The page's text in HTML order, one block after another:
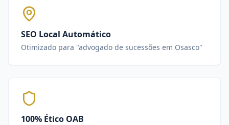
SEO Local Automático
Otimizado para "advogado de sucessões em Osasco"
100% Ético OAB